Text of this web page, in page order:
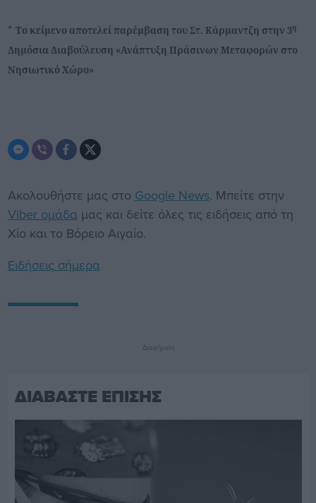
* Το κείμενο αποτελεί παρέμβαση του Στ. Κάρμαντζη στην 3η
Δημόσια Διαβούλευση «Ανάπτυξη Πράσινων Μεταφορών στο
Νησιωτικό Χώρο»
Ακολουθήστε μας στο Google News. Μπείτε στην
Viber ομάδα μας και δείτε όλες τις ειδήσεις από τη
Χίο και το Βόρειο Αιγαίο.
Ειδήσεις σήμερα
Διαφήμιση
ΔΙΑΒΑΣΤΕ ΕΠΙΣΗΣ